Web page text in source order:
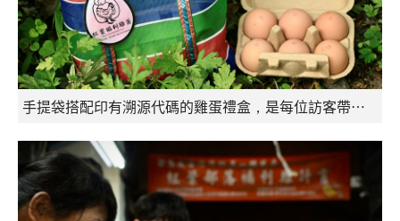
手提袋搭配印有溯源代碼的雞蛋禮盒，是每位訪客帶走的部落伴手禮。